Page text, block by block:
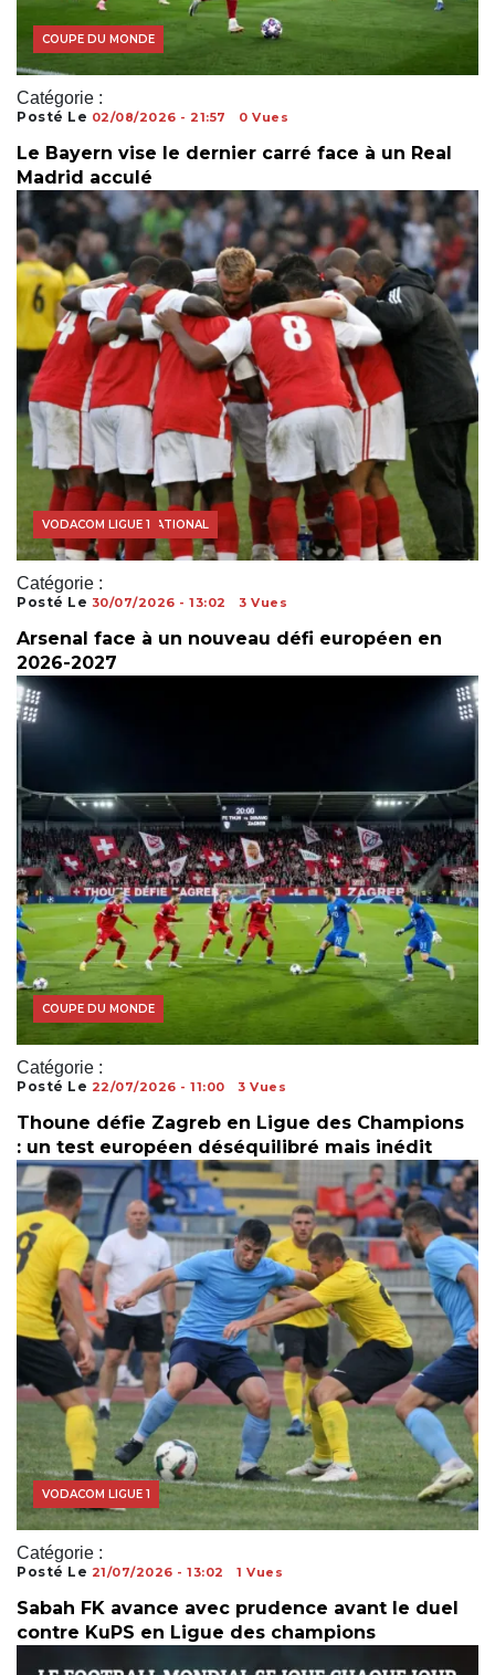
Catégorie :
COUPE DU MONDE
Posté Le 02/08/2026 - 21:57 0 Vues
Le Bayern vise le dernier carré face à un Real
Madrid acculé
Catégorie :
FOOTBALL INTERNATIONAL
VODACOM LIGUE 1
Posté Le 30/07/2026 - 13:02 3 Vues
Arsenal face à un nouveau défi européen en
2026-2027
Catégorie :
COUPE DU MONDE
Posté Le 22/07/2026 - 11:00 3 Vues
Thoune défie Zagreb en Ligue des Champions
: un test européen déséquilibré mais inédit
Catégorie :
VODACOM LIGUE 1
Posté Le 21/07/2026 - 13:02 1 Vues
Sabah FK avance avec prudence avant le duel
contre KuPS en Ligue des champions